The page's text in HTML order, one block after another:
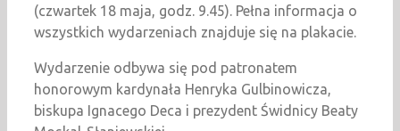
(czwartek 18 maja, godz. 9.45). Pełna informacja o
wszystkich wydarzeniach znajduje się na plakacie.
Wydarzenie odbywa się pod patronatem
honorowym kardynała Henryka Gulbinowicza,
biskupa Ignacego Deca i prezydent Świdnicy Beaty